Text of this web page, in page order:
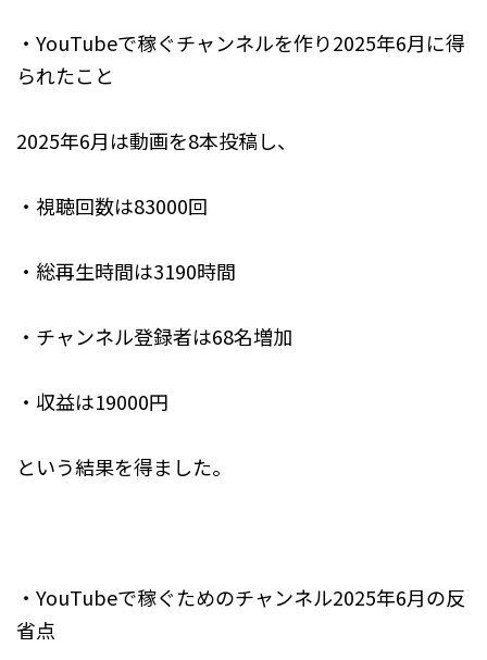
・YouTubeで稼ぐチャンネルを作り2025年6月に得
られたこと
2025年6月は動画を8本投稿し、
・視聴回数は83000回
・総再生時間は3190時間
・チャンネル登録者は68名増加
・収益は19000円
という結果を得ました。
・YouTubeで稼ぐためのチャンネル2025年6月の反
省点